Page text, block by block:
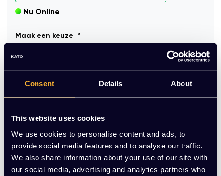
Consent Details About
This website uses cookies
We use cookies to personalise content and ads, to
provide social media features and to analyse our traffic.
We also share information about your use of our site with
our social media, advertising and analytics partners who
Nu Online
Maak een keuze: *
Op voorraad
Toevoegen aan winkelwagen
Vraag jouw persoonlijke aanbieding aan